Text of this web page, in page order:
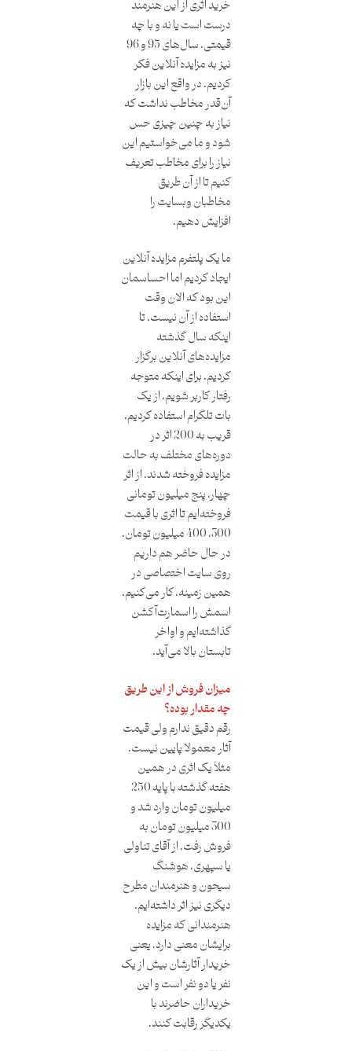
خرید اثری از این هنرمند
درست است یا نه و با چه
قیمتی. سال‌های 95 و 96
نیز به مزایده آنلاین فکر
کردیم. در واقع این بازار
آن‌قدر مخاطب نداشت که
نیاز به چنین چیزی حس
شود و ما می‌خواستیم این
نیاز را برای مخاطب تعریف
کنیم تا از آن طریق
مخاطبان وبسایت را
افزایش دهیم.
ما یک پلتفرم مزایده آنلاین
ایجاد کردیم اما احساسمان
این بود که الان وقت
استفاده از آن نیست. تا
اینکه سال گذشته
مزاید‌ه‌های آنلاین برگزار
کردیم. برای اینکه متوجه
رفتار کاربر شویم، از یک
بات تلگرام استفاده کردیم.
قریب به 200 اثر در
دوره‌های مختلف به حالت
مزایده فروخته شدند. از اثر
چهار، پنج میلیون تومانی
فروخته‌ایم تا اثری با قیمت
300، 400 میلیون تومان.
در حال حاضر هم داریم
روی سایت اختصاصی در
همین زمینه، کار می‌کنیم.
اسمش را اسمارت‌آکشن
گذاشته‌ایم و اواخر
تابستان بالا می‌آید.
میزان فروش از این طریق
چه مقدار بوده؟
رقم دقیق ندارم ولی قیمت
آثار معمولا پایین نیست.
مثلاً یک اثری در همین
هفته گذشته با پایه 250
میلیون تومان وارد شد و
300 میلیون تومان به
فروش رفت. از آقای تناولی
یا سپهری، هوشنگ
سیحون و هنرمندان مطرح
دیگری نیز اثر داشته‌ایم.
هنرمندانی که مزایده
برایشان معنی دارد، یعنی
خریدار آثارشان بیش از یک
نفر یا دو نفر است و این
خریداران حاضرند با
یکدیگر رقابت کنند.